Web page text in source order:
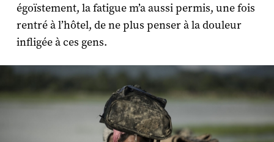
égoïstement, la fatigue m’a aussi permis, une fois
rentré à l’hôtel, de ne plus penser à la douleur
infligée à ces gens.